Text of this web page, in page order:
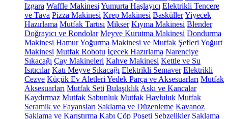
Izgara Waffle Makinesi Yumurta Haşlayıcı Elektrikli Tencere
ve Tava Pizza Makinesi Krep Makinesi BasküllerYiyecek
Hazırlama Mutfak Tartısı Mikser Kıyma Makinesi Blender
Doğrayıcı ve Rondolar Meyve Kurutma Makinesi Dondurma
Makinesi Hamur Yoğurma Makinesi ve Mutfak Şefleri Yoğurt
Makinesi Mutfak Robotu İçecek Hazırlama Narenciye
Sıkacağı Çay Makineleri Kahve Makinesi Kettle ve Su
Isıtıcılar Katı Meyve Sıkacağı Elektrikli Semaver Elektrikli
Cezve Küçük Ev Aletleri Yedek Parça ve Aksesuarları Mutfak
Aksesuarları Mutfak Seti Bulaşıklık Askı ve Kancalar
Kaydırmaz Mutfak Sabunluk Mutfak Havluluk Mutfak
Seramik ve Fayansları Saklama ve Düzenleme Kavanoz
Saklama ve Karıştırma Kabı Çöp Poşeti Sebzelikler Saklama